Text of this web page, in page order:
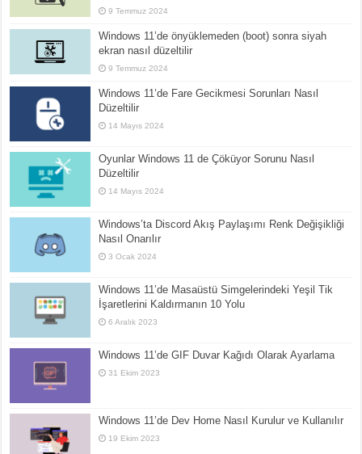
9 Temmuz 2024
Windows 11’de önyüklemeden (boot) sonra siyah
ekran nasıl düzeltilir
9 Temmuz 2024
Windows 11’de Fare Gecikmesi Sorunları Nasıl
Düzeltilir
14 Mayıs 2024
Oyunlar Windows 11 de Çöküyor Sorunu Nasıl
Düzeltilir
14 Mayıs 2024
Windows’ta Discord Akış Paylaşımı Renk Değişikliği
Nasıl Onarılır
3 Ocak 2024
Windows 11’de Masaüstü Simgelerindeki Yeşil Tik
İşaretlerini Kaldırmanın 10 Yolu
6 Aralık 2023
Windows 11’de GIF Duvar Kağıdı Olarak Ayarlama
31 Ekim 2023
Windows 11’de Dev Home Nasıl Kurulur ve Kullanılır
19 Ekim 2023